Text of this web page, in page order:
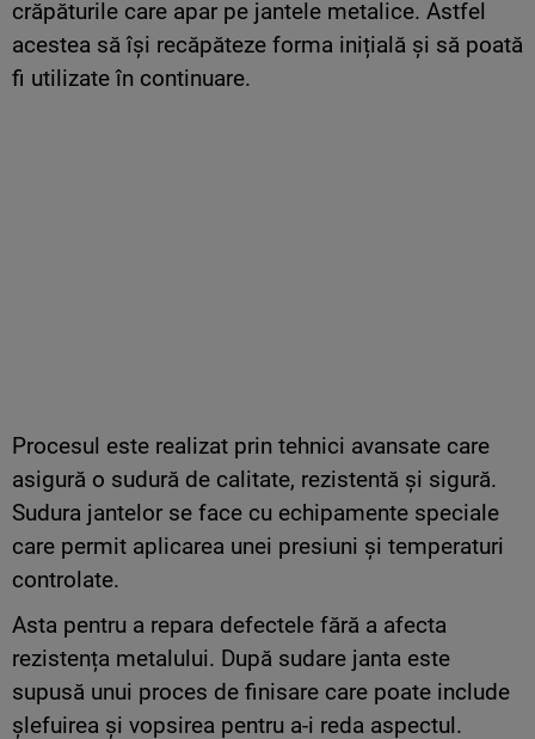
crăpăturile care apar pe jantele metalice. Astfel
acestea să își recăpăteze forma inițială și să poată
fi utilizate în continuare.
Procesul este realizat prin tehnici avansate care
asigură o sudură de calitate, rezistentă și sigură.
Sudura jantelor se face cu echipamente speciale
care permit aplicarea unei presiuni și temperaturi
controlate.
Asta pentru a repara defectele fără a afecta
rezistența metalului. După sudare janta este
supusă unui proces de finisare care poate include
șlefuirea și vopsirea pentru a-i reda aspectul.